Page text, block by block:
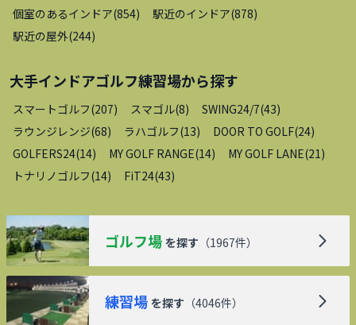
個室のあるインドア(854) 駅近のインドア(878)
駅近の屋外(244)
大手インドアゴルフ練習場から探す
スマートゴルフ(207) スマゴル(8) SWING24/7(43)
ラウンジレンジ(68) ラハゴルフ(13) DOOR TO GOLF(24)
GOLFERS24(14) MY GOLF RANGE(14) MY GOLF LANE(21 )
トナリノゴルフ(14) FiT24(43)
ゴルフ場 を探す （1967件）
練習場 を探す （4046件）